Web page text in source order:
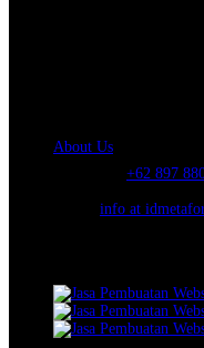
About Us
+62 897
info at